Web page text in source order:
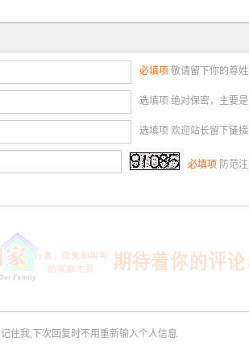
必填项 敬请留下你的尊
选填项 绝对保密，主要
选填项 欢迎站长留下链
必填项 防范
记住我,下次回复时不用重新输入个人信息